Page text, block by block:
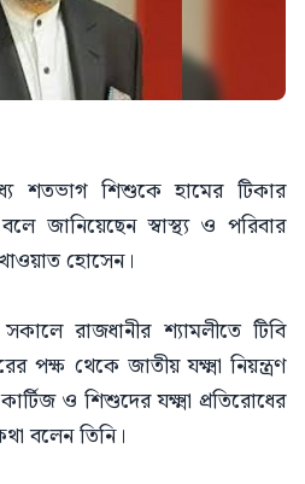
শতভাগ শিশুকে হামের টিকার
জানিয়েছেন স্বাস্থ্য ও পরিবার
হোসেন।
রাজধানীর শ্যামলীতে টিবি
পক্ষ থেকে জাতীয় যক্ষ্মা নিয়ন্ত্রণ
ও শিশুদের যক্ষ্মা প্রতিরোধের
বলেন তিনি।